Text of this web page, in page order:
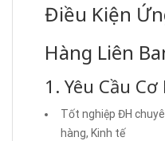
Điều Kiện
Hàng Liên
1. Yêu Cầu Cơ
Tốt nghiệp ĐH
hàng, Kinh tế